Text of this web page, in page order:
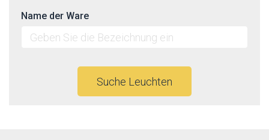
Name der Ware
Suche Leuchten